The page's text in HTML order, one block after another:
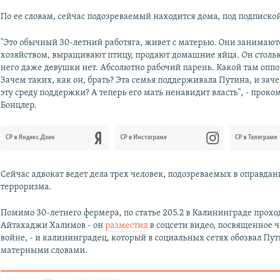
По ее словам, сейчас подозреваемый находится дома, под
"Это обычный 30-летний работяга, живет с матерью. Они
хозяйством, выращивают птицу, продают домашние яйца. Он
него даже девушки нет. Абсолютно рабочий парень. Какой там
Зачем таких, как он, брать? Эта семья поддерживала Путина, и
эту среду поддержки? А теперь его мать ненавидит власть", -
Бонцлер.
СР в Яндекс.Дзен CР в Инстаграме СР в Телеграме
Сейчас адвокат ведет дела трех человек, подозреваемых в
терроризма.
Помимо 30-летнего фермера, по статье 205.2 в Калининграде
Айтахаджи Халимов - онразместил в соцсети видео, посвященное
войне, - и калининградец, который в социальных сетях обозвал
матерными словами.